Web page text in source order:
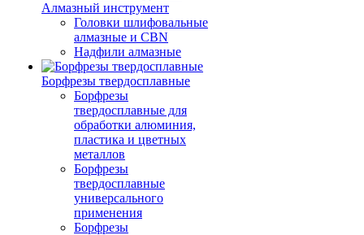
Алмазный инструмент
Головки шлифовальные
алмазные и CBN
Надфили алмазные
Борфрезы твердосплавные
Борфрезы
твердосплавные для
обработки алюминия,
пластика и цветных
металлов
Борфрезы
твердосплавные
универсального
применения
Борфрезы